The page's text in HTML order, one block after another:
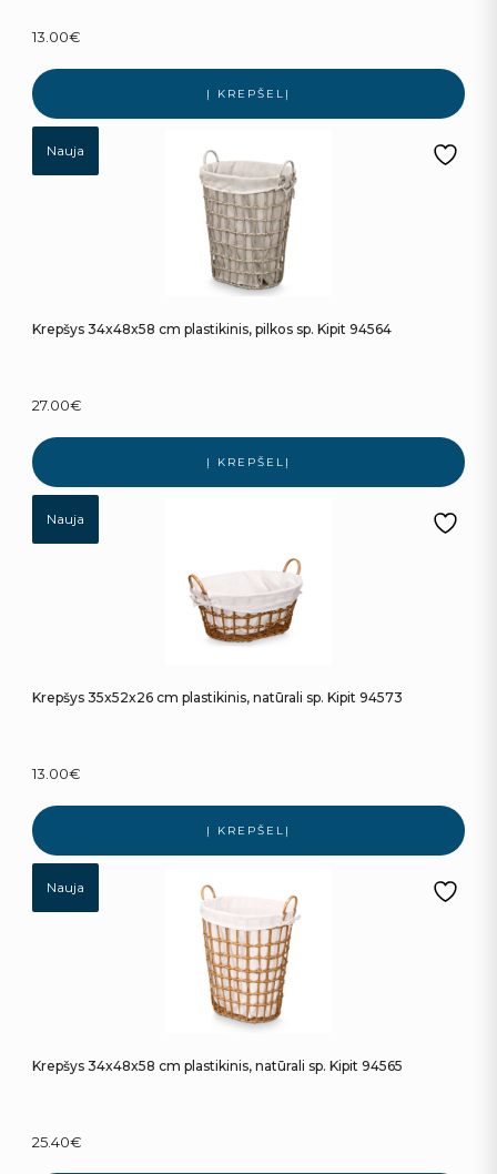
13.00€
Į KREPŠELĮ
Nauja
Krepšys 34x48x58 cm plastikinis, pilkos sp. Kipit 94564
27.00€
Į KREPŠELĮ
Nauja
Krepšys 35x52x26 cm plastikinis, natūrali sp. Kipit 94573
13.00€
Į KREPŠELĮ
Nauja
Krepšys 34x48x58 cm plastikinis, natūrali sp. Kipit 94565
25.40€